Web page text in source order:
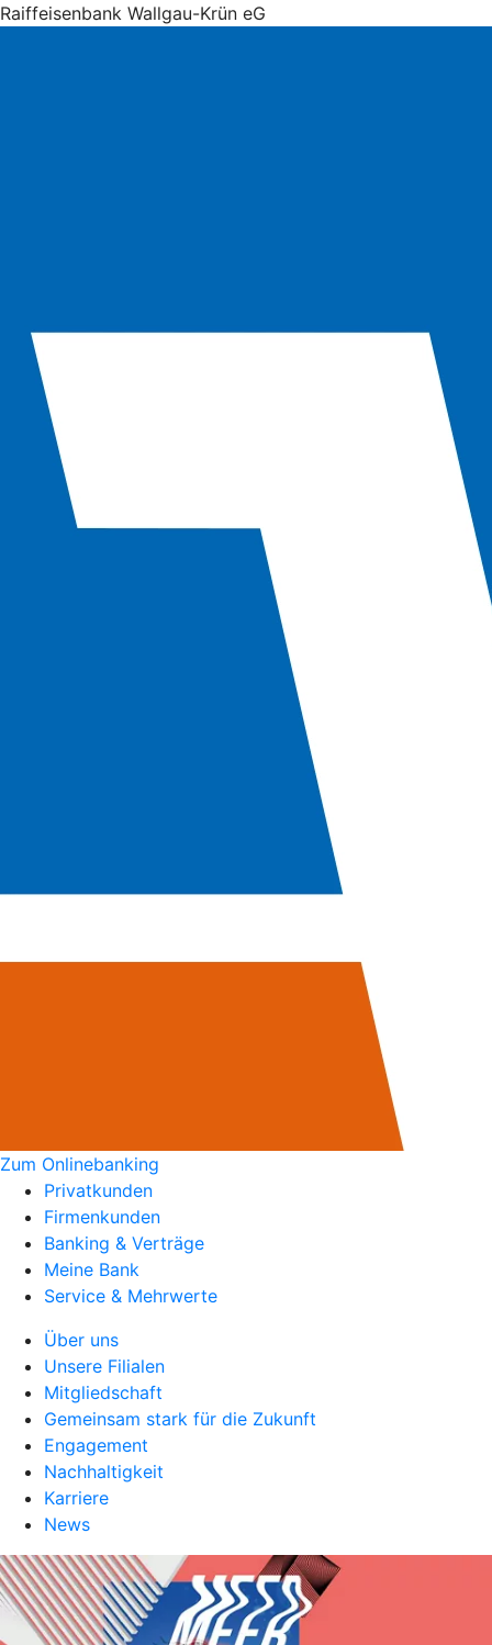
Raiffeisenbank Wallgau-Krün eG
Zum Onlinebanking
Privatkunden
Firmenkunden
Banking & Verträge
Meine Bank
Service & Mehrwerte
Über uns
Unsere Filialen
Mitgliedschaft
Gemeinsam stark für die Zukunft
Engagement
Nachhaltigkeit
Karriere
News